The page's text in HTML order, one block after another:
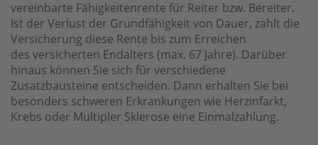
vereinbarte Fähigkeitenrente für Reiter bzw. Bereiter.
Ist der Verlust der Grundfähigkeit von Dauer, zahlt die
Versicherung diese Rente bis zum Erreichen
des versicherten Endalters (max. 67 Jahre). Darüber
hinaus können Sie sich für verschiedene
Zusatzbausteine entscheiden. Dann erhalten Sie bei
besonders schweren Erkrankungen wie Herzinfarkt,
Krebs oder Multipler Sklerose eine Einmalzahlung.